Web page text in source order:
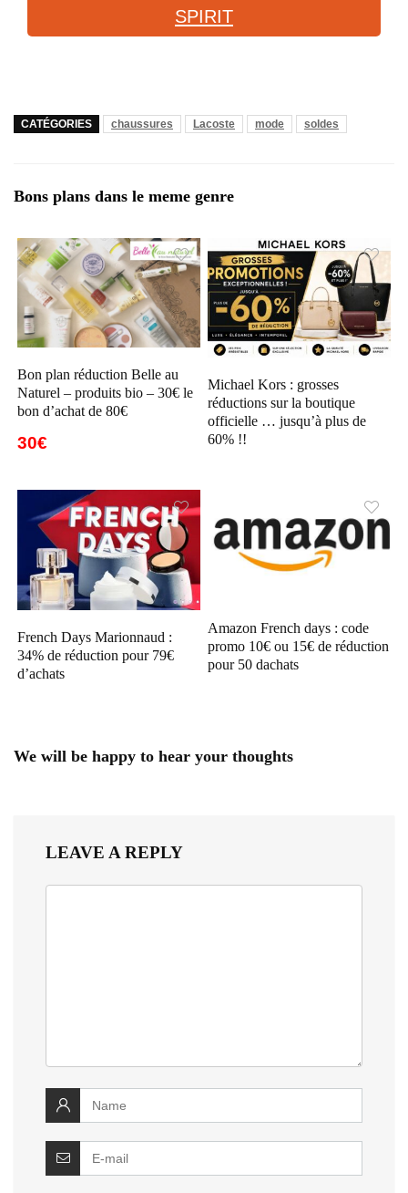
SPIRIT
CATÉGORIES chaussures Lacoste mode soldes
Bons plans dans le meme genre
Bon plan réduction Belle au
Naturel – produits bio – 30€ le
bon d’achat de 80€
30€
Michael Kors : grosses
réductions sur la boutique
officielle … jusqu’à plus de
60% !!
French Days Marionnaud :
34% de réduction pour 79€
d’achats
Amazon French days : code
promo 10€ ou 15€ de réduction
pour 50 dachats
We will be happy to hear your thoughts
LEAVE A REPLY